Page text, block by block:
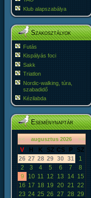
Klub alapszabálya
Szakosztályok
Futás
Kispályás foci
Sakk
Triatlon
Nordic-walking, túra,
szabadidő
Kézilabda
Eseménynaptár
«< augusztus 2026 >»
V H K SZ CS P
SZ
26 27 28 29 30 31
1
2
3 4 5 6 7
8
9
10 11 12 13 14 15
16 17 18 19 20 21 22
23 24 25 26 27 28 29